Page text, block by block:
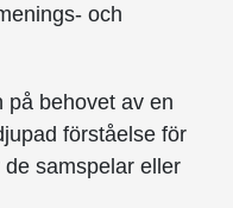
och
på behovet av en
förståelse för
samspelar eller